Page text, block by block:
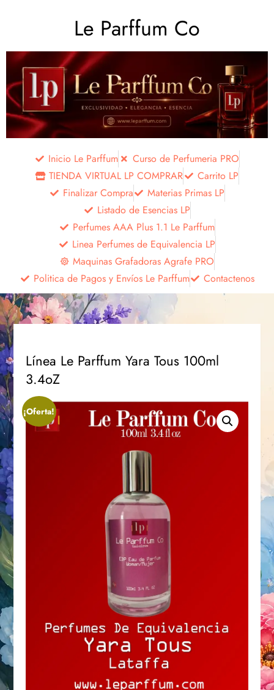
Le Parffum Co
Inicio Le Parffum
Curso de Perfumeria PRO
TIENDA VIRTUAL LP COMPRAR
Carrito LP
Finalizar Compra
Materias Primas LP
Listado de Esencias LP
Perfumes AAA Plus 1.1 Le Parffum
Linea Perfumes de Equivalencia LP
Maquinas Grafadoras Agrafe PRO
Politica de Pagos y Envíos Le Parffum
Contactenos
Línea Le Parffum Yara Tous 100ml
3.4oZ
¡Oferta!